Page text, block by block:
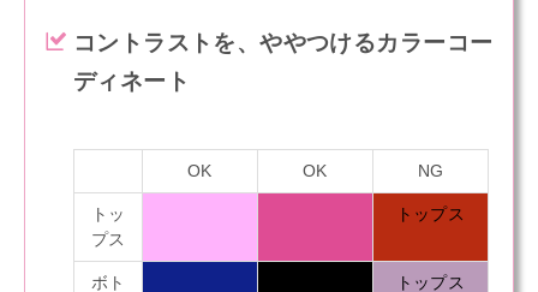
コントラストを、ややつけるカラーコー
ディネート
OK OK NG
トッ
プス
トップス
ボト
トップス